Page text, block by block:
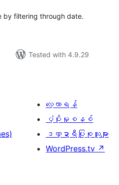
by filtering through date.
Tested with 4.9.29
လေ့လာရန်
ပံ့ပိုးမှုစနစ်
ဒဏ္ဍာရီပြုစုသူများ
WordPress.tv ↗